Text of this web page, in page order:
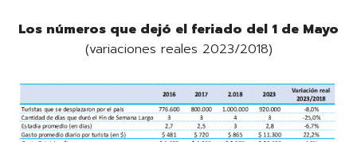
Los números que dejó el feriado del 1 de Mayo
(variaciones reales 2023/2018)